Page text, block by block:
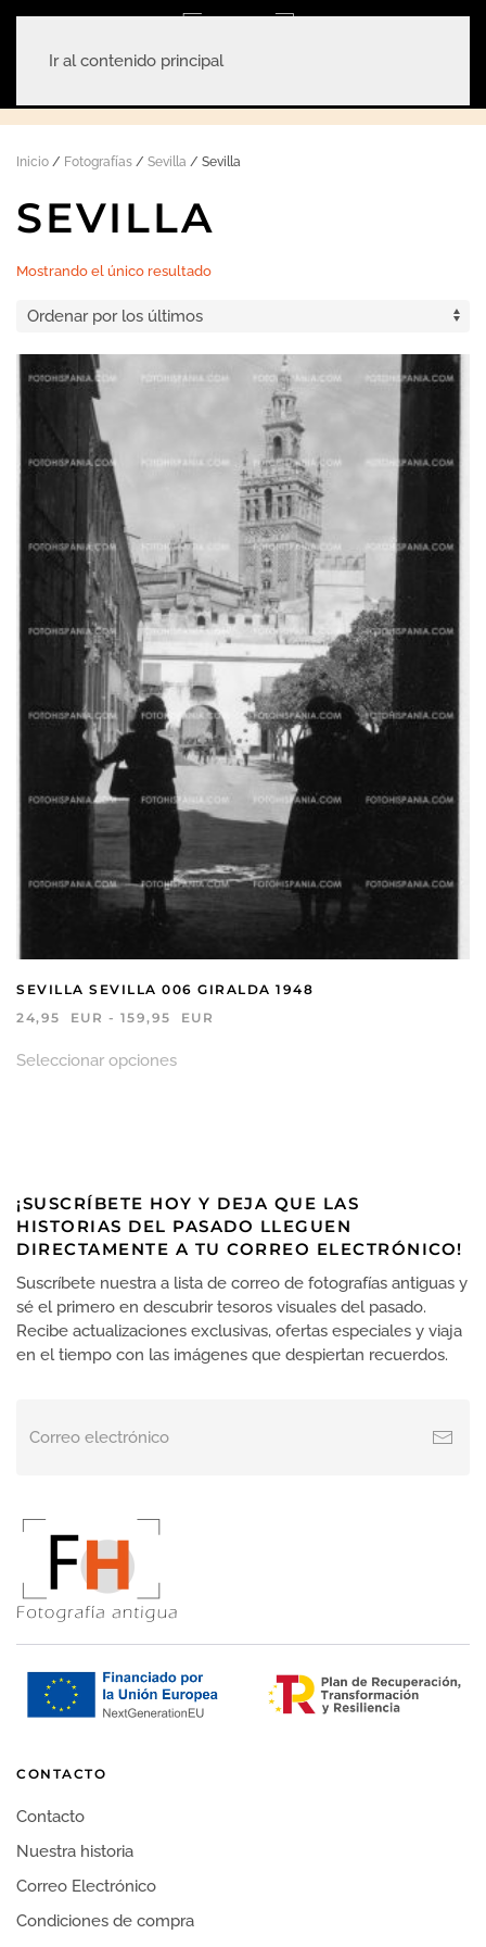
Ir al contenido principal
Inicio / Fotografías / Sevilla / Sevilla
SEVILLA
Mostrando el único resultado
SEVILLA SEVILLA 006 GIRALDA 1948
24,95
EUR - 159,95 EUR
Seleccionar opcionesproducto
se
pueden
elegir
en
la
página
de
¡SUSCRÍBETE HOY Y DEJA QUE LAS
HISTORIAS DEL PASADO LLEGUEN
DIRECTAMENTE A TU CORREO ELECTRÓNICO!
Suscríbete nuestra a lista de correo de fotografías antiguas y
sé el primero en descubrir tesoros visuales del pasado.
Recibe actualizaciones exclusivas, ofertas especiales y viaja
en el tiempo con las imágenes que despiertan recuerdos.
CONTACTO
Contacto
Nuestra historia
Correo Electrónico
Condiciones de compra